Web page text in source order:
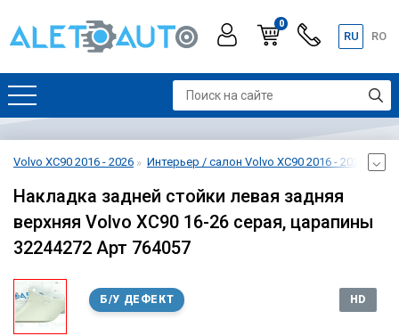
0
RU RO
Volvo XC90 2016 - 2026 Интерьер / салон Volvo XC90 2016 - 2026
Накладка задней стойки левая задняя
верхняя Volvo XC90 16-26 серая, царапины
32244272 Арт 764057
Б/У ДЕФЕКТ HD